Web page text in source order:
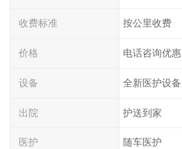
收费标准 按公里收费
价格 电话咨询优惠
设备 全新医护设备
出院 护送到家
医护 随车医护